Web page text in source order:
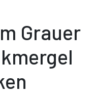
Grauer